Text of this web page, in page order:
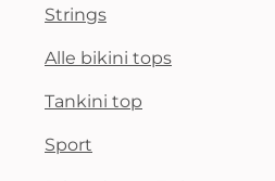
Strings
Alle bikini tops
Tankini top
Sport